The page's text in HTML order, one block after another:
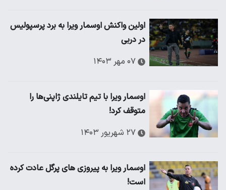
اولین واکنش اوسمار ویرا به برد پرسپولیس
در دربی
۰۷ مهر ۱۴۰۳
اوسمار ویرا با تیم تایلندی ژاپنی‌ها را
متوقف کرد!
۲۷ شهریور ۱۴۰۳
اوسمار ویرا به پیروزی های پرگل عادت کرده
است!